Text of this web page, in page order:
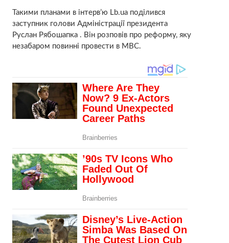
Такими планами в інтерв’ю Lb.ua поділився
заступник голови Адміністрації президента
Руслан Рябошапка . Він розповів про реформу, яку
незабаром повинні провести в МВС.